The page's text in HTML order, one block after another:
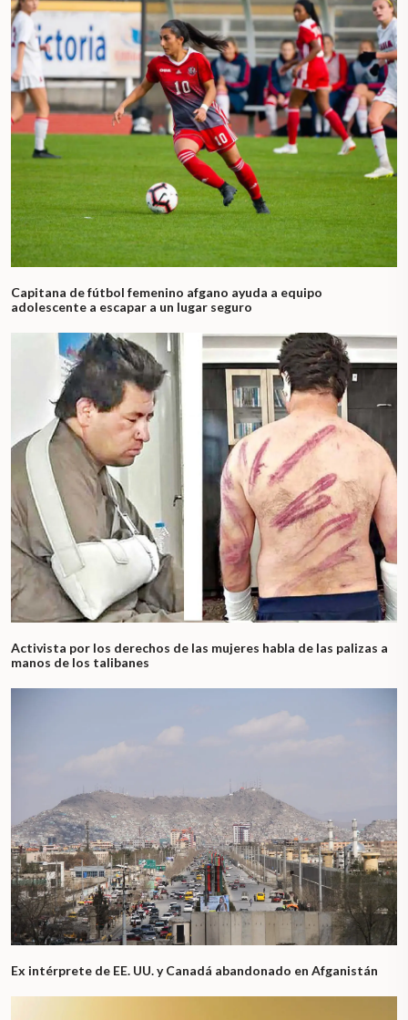
Capitana de fútbol femenino afgano ayuda a equipo
adolescente a escapar a un lugar seguro
Activista por los derechos de las mujeres habla de las palizas a
manos de los talibanes
Ex intérprete de EE. UU. y Canadá abandonado en Afganistán